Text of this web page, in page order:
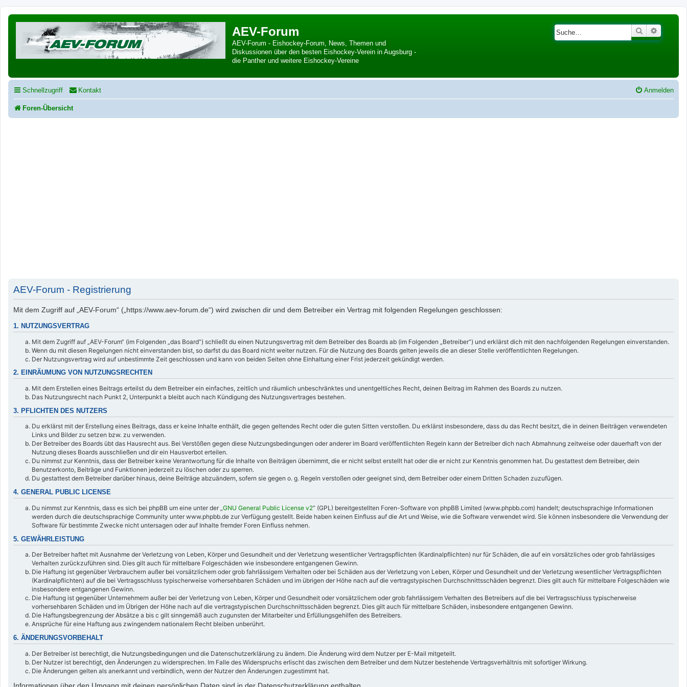
AEV-Forum
AEV-Forum - Eishockey-Forum, News, Themen und
Diskussionen über den besten Eishockey-Verein in Augsburg -
die Panther und weitere Eishockey-Vereine
Suche
Schnellzugriff Kontakt Anmelden
Foren-Übersicht
AEV-Forum - Registrierung
Mit dem Zugriff auf „AEV-Forum“ („https://www.aev-forum.de“) wird zwischen dir und dem Betreiber ein Vertrag mit folgenden Regelungen geschlossen:
1. NUTZUNGSVERTRAG
Mit dem Zugriff auf „AEV-Forum“ (im Folgenden „das Board“) schließt du einen Nutzungsvertrag mit dem Betreiber des Boards ab (im Folgenden „Betreiber“) und erklärst dich mit den nachfolgenden Regelungen einverstanden.
Wenn du mit diesen Regelungen nicht einverstanden bist, so darfst du das Board nicht weiter nutzen. Für die Nutzung des Boards gelten jeweils die an dieser Stelle veröffentlichten Regelungen.
Der Nutzungsvertrag wird auf unbestimmte Zeit geschlossen und kann von beiden Seiten ohne Einhaltung einer Frist jederzeit gekündigt werden.
2. EINRÄUMUNG VON NUTZUNGSRECHTEN
Mit dem Erstellen eines Beitrags erteilst du dem Betreiber ein einfaches, zeitlich und räumlich unbeschränktes und unentgeltliches Recht, deinen Beitrag im Rahmen des Boards zu nutzen.
Das Nutzungsrecht nach Punkt 2, Unterpunkt a bleibt auch nach Kündigung des Nutzungsvertrages bestehen.
3. PFLICHTEN DES NUTZERS
Du erklärst mit der Erstellung eines Beitrags, dass er keine Inhalte enthält, die gegen geltendes Recht oder die guten Sitten verstoßen. Du erklärst insbesondere, dass du das Recht besitzt, die in deinen Beiträgen verwendeten
Links und Bilder zu setzen bzw. zu verwenden.
Der Betreiber des Boards übt das Hausrecht aus. Bei Verstößen gegen diese Nutzungsbedingungen oder anderer im Board veröffentlichten Regeln kann der Betreiber dich nach Abmahnung zeitweise oder dauerhaft von der
Nutzung dieses Boards ausschließen und dir ein Hausverbot erteilen.
Du nimmst zur Kenntnis, dass der Betreiber keine Verantwortung für die Inhalte von Beiträgen übernimmt, die er nicht selbst erstellt hat oder die er nicht zur Kenntnis genommen hat. Du gestattest dem Betreiber, dein
Benutzerkonto, Beiträge und Funktionen jederzeit zu löschen oder zu sperren.
Du gestattest dem Betreiber darüber hinaus, deine Beiträge abzuändern, sofern sie gegen o. g. Regeln verstoßen oder geeignet sind, dem Betreiber oder einem Dritten Schaden zuzufügen.
4. GENERAL PUBLIC LICENSE
Du nimmst zur Kenntnis, dass es sich bei phpBB um eine unter der „ GNU General Public License v2“ (GPL) bereitgestellten Foren-Software von phpBB Limited (www.phpbb.com) handelt; deutschsprachige Informationen
werden durch die deutschsprachige Community unter www.phpbb.de zur Verfügung gestellt. Beide haben keinen Einfluss auf die Art und Weise, wie die Software verwendet wird. Sie können insbesondere die Verwendung der
Software für bestimmte Zwecke nicht untersagen oder auf Inhalte fremder Foren Einfluss nehmen.
5. GEWÄHRLEISTUNG
Der Betreiber haftet mit Ausnahme der Verletzung von Leben, Körper und Gesundheit und der Verletzung wesentlicher Vertragspflichten (Kardinalpflichten) nur für Schäden, die auf ein vorsätzliches oder grob fahrlässiges
Verhalten zurückzuführen sind. Dies gilt auch für mittelbare Folgeschäden wie insbesondere entgangenen Gewinn.
Die Haftung ist gegenüber Verbrauchern außer bei vorsätzlichem oder grob fahrlässigem Verhalten oder bei Schäden aus der Verletzung von Leben, Körper und Gesundheit und der Verletzung wesentlicher Vertragspflichten
(Kardinalpflichten) auf die bei Vertragsschluss typischerweise vorhersehbaren Schäden und im übrigen der Höhe nach auf die vertragstypischen Durchschnittsschäden begrenzt. Dies gilt auch für mittelbare Folgeschäden wie
insbesondere entgangenen Gewinn.
Die Haftung ist gegenüber Unternehmern außer bei der Verletzung von Leben, Körper und Gesundheit oder vorsätzlichem oder grob fahrlässigem Verhalten des Betreibers auf die bei Vertragsschluss typischerweise
vorhersehbaren Schäden und im Übrigen der Höhe nach auf die vertragstypischen Durchschnittsschäden begrenzt. Dies gilt auch für mittelbare Schäden, insbesondere entgangenen Gewinn.
Die Haftungsbegrenzung der Absätze a bis c gilt sinngemäß auch zugunsten der Mitarbeiter und Erfüllungsgehilfen des Betreibers.
Ansprüche für eine Haftung aus zwingendem nationalem Recht bleiben unberührt.
6. ÄNDERUNGSVORBEHALT
Der Betreiber ist berechtigt, die Nutzungsbedingungen und die Datenschutzerklärung zu ändern. Die Änderung wird dem Nutzer per E-Mail mitgeteilt.
Der Nutzer ist berechtigt, den Änderungen zu widersprechen. Im Falle des Widerspruchs erlischt das zwischen dem Betreiber und dem Nutzer bestehende Vertragsverhältnis mit sofortiger Wirkung.
Die Änderungen gelten als anerkannt und verbindlich, wenn der Nutzer den Änderungen zugestimmt hat.